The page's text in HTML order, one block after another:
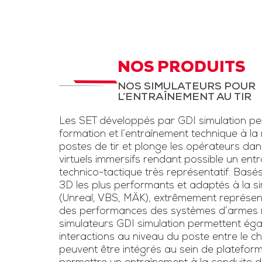
à la menace drone et
la lutte anti-drone.
Inclut un kit pour drone
brouilleur une voie
une simulation
l’usage de
voie »
NOS PRODUITS
NOS SIMULATEURS POUR
L’ENTRAÎNEMENT AU TIR
Les SET développés par GDI simulation
formation et l’entraînement technique à la
postes de tir et plonge les opérateurs
virtuels immersifs rendant possible un
technico-tactique très représentatif.
3D les plus performants et adaptés à la
(Unreal, VBS, MÄK), extrêmement
des performances des systèmes d’armes
simulateurs GDI simulation permettent
interactions au niveau du poste entre le
peuvent être intégrés au sein de